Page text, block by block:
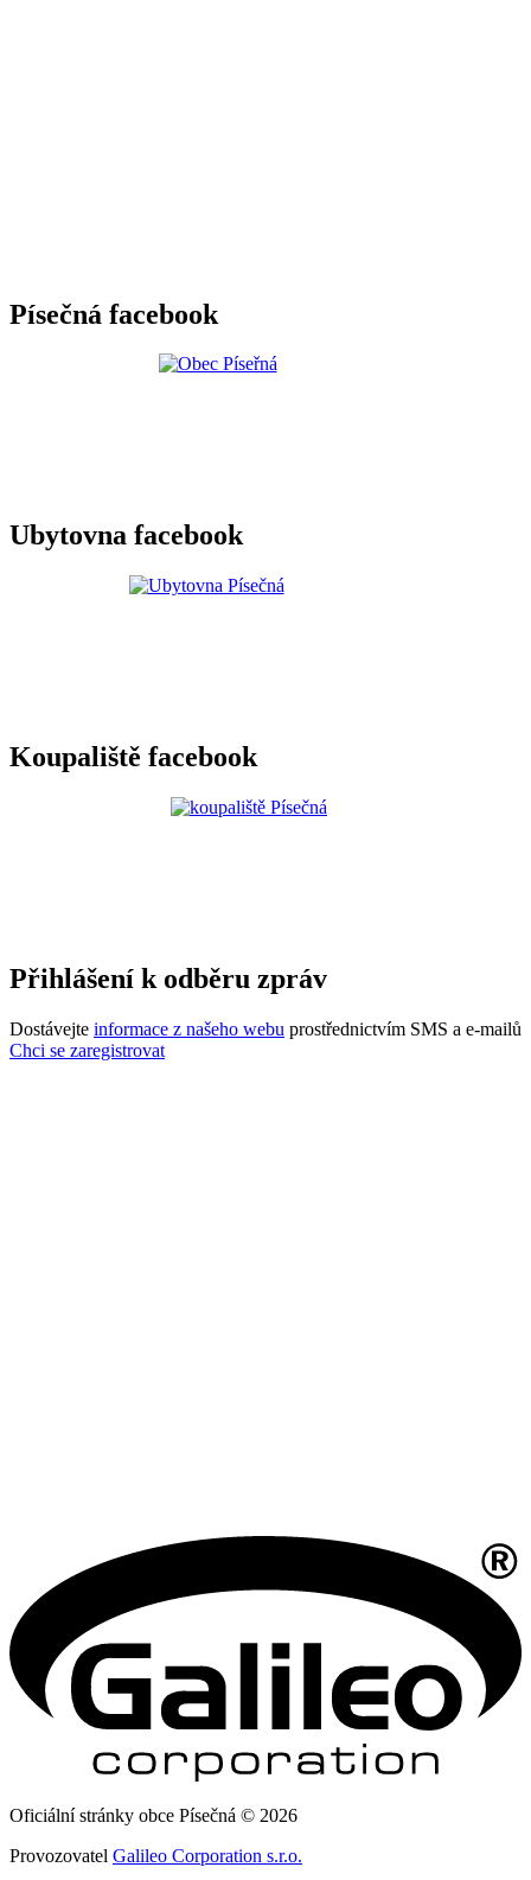
Písečná facebook
Ubytovna facebook
Koupaliště facebook
Přihlášení k odběru zpráv
Dostávejte informace z našeho webu prostřednictvím SMS a e-mailů
Chci se zaregistrovat
Oficiální stránky obce Písečná © 2026
Provozovatel Galileo Corporation s.r.o.